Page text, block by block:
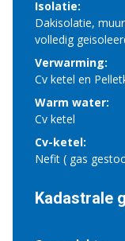
Isolatie:
Dakisolatie,
volledig
Verwarming:
Cv ketel en
Warm water:
Cv ketel
Cv-ketel:
Nefit ( gas
Kadastrale